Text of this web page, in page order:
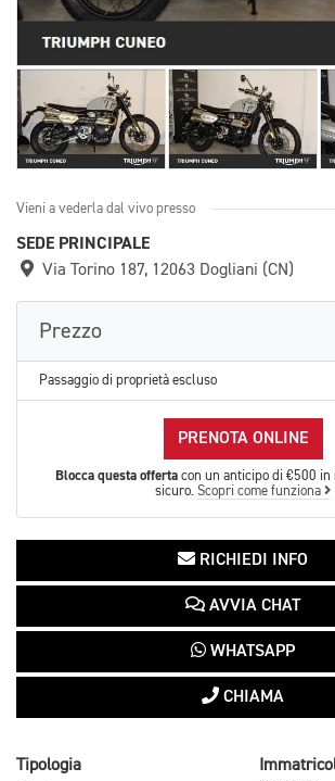
Vieni a vederla dal vivo presso
SEDE PRINCIPALE
Via Torino 187, 12063 Dogliani (CN)
Prezzo
Passaggio di proprietà escluso
PRENOTA ONLINE
Blocca questa offerta con un anticipo di €500 in
sicuro. Scopri come funziona
RICHIEDI INFO
AVVIA CHAT
WHATSAPP
CHIAMA
Tipologia